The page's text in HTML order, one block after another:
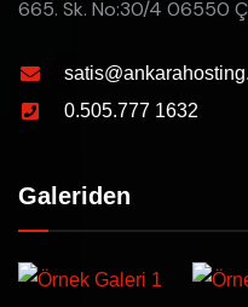
665. Sk. No:30/4 06550
0.505.777 1632
Galeriden